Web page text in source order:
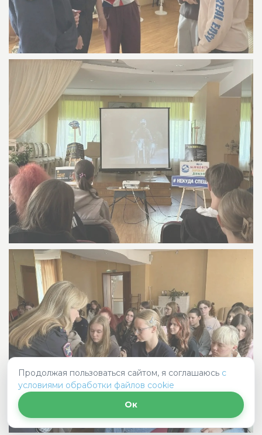
Продолжая пользоваться сайтом, я соглашаюсь с
условиями обработки файлов cookie
Ок